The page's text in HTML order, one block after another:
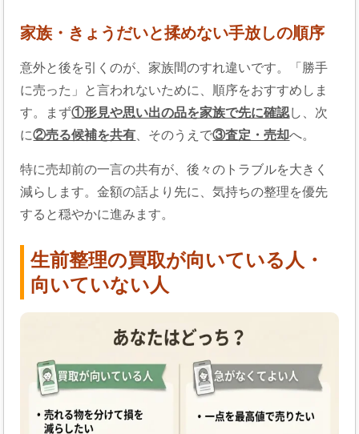
家族・きょうだいと揉めない手放しの順序
意外と後を引くのが、家族間のすれ違いです。「勝手
に売った」と言われないために、順序をおすすめしま
す。まず①形見や思い出の品を家族で先に確認し、次
に②売る候補を共有 、そのうえで③査定・売却へ。
特に売却前の一言の共有が、後々のトラブルを大きく
減らします。金額の話より先に、気持ちの整理を優先
すると穏やかに進みます。
生前整理の買取が向いている人・
向いていない人